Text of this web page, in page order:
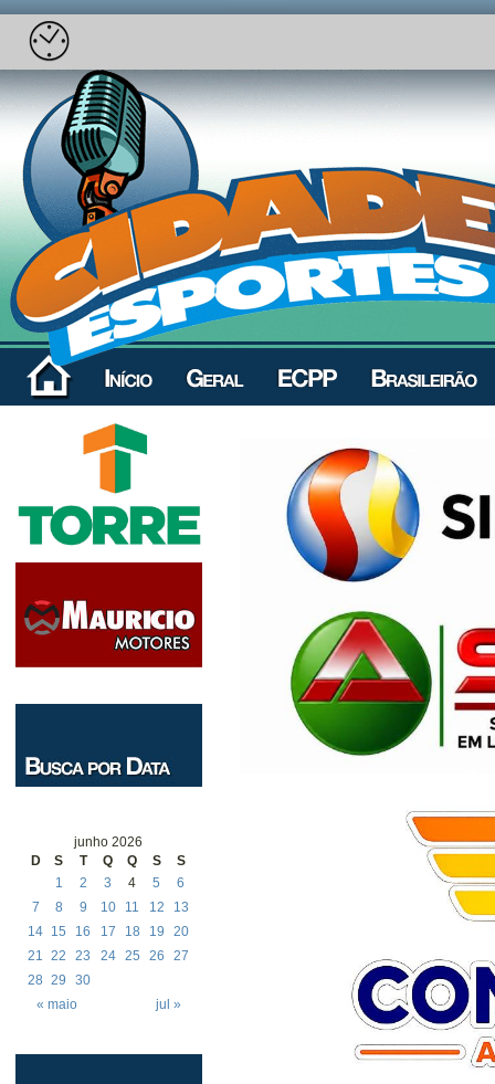
junho 2026
D
S T Q Q S S
« maio jul »
1 2 3 4 5
6
7
8 9 10 11 12
13
14 15 16 17 18 19
20
21
22 23 24 25 26
27
28
29 30